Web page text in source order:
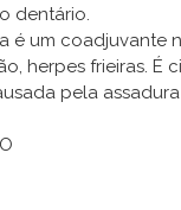
dentário.
é um coadjuvante
herpes frieiras.
pela